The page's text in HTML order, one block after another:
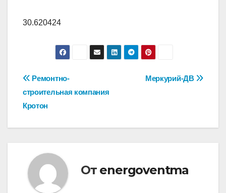
30.620424
Навигация
по
записям
Меркурий-ДВ
Ремонтно-
строительная компания
Кротон
От energoventma